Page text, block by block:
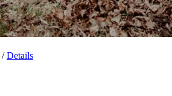
/ Details